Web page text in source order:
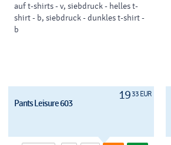
auf t-shirts - v, siebdruck - helles t-
shirt - b, siebdruck - dunkles t-shirt -
b
19 33 EUR
Pants Leisure 603